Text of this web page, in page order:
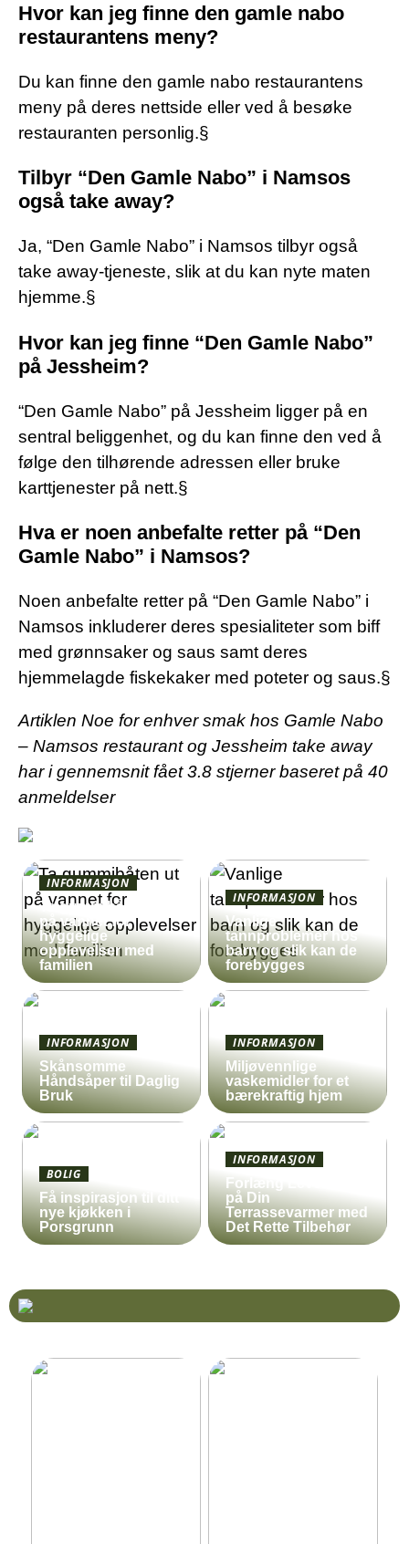
Hvor kan jeg finne den gamle nabo
restaurantens meny?
Du kan finne den gamle nabo restaurantens
meny på deres nettside eller ved å besøke
restauranten personlig.§
Tilbyr “Den Gamle Nabo” i Namsos
også take away?
Ja, “Den Gamle Nabo” i Namsos tilbyr også
take away-tjeneste, slik at du kan nyte maten
hjemme.§
Hvor kan jeg finne “Den Gamle Nabo”
på Jessheim?
“Den Gamle Nabo” på Jessheim ligger på en
sentral beliggenhet, og du kan finne den ved å
følge den tilhørende adressen eller bruke
karttjenester på nett.§
Hva er noen anbefalte retter på “Den
Gamle Nabo” i Namsos?
Noen anbefalte retter på “Den Gamle Nabo” i
Namsos inkluderer deres spesialiteter som biff
med grønnsaker og saus samt deres
hjemmelagde fiskekaker med poteter og saus.§
Artiklen Noe for enhver smak hos Gamle Nabo
– Namsos restaurant og Jessheim take away
har i gennemsnit fået3.8 stjerner baseret på 40
anmeldelser
INFORMASJON
Ta gummibåten ut
på vannet for
hyggelige
opplevelser med
familien
INFORMASJON
Vanlige
tannproblemer hos
barn og slik kan de
forebygges
INFORMASJON
Skånsomme
Håndsåper til Daglig
Bruk
INFORMASJON
Miljøvennlige
vaskemidler for et
bærekraftig hjem
BOLIG
Få inspirasjon til ditt
nye kjøkken i
Porsgrunn
INFORMASJON
Forlæng Levetiden
på Din
Terrassevarmer med
Det Rette Tilbehør